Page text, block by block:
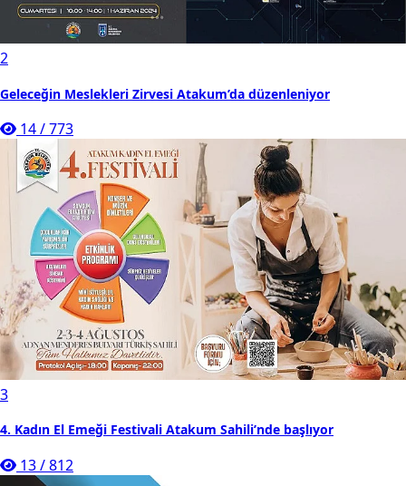
2
Geleceğin Meslekleri Zirvesi Atakum’da düzenleniyor
14/773
3
4. Kadın El Emeği Festivali Atakum Sahili’nde başlıyor
13/812